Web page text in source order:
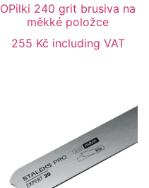
OPilki 240 grit brusiva na
měkké položce
255 Kč including VAT